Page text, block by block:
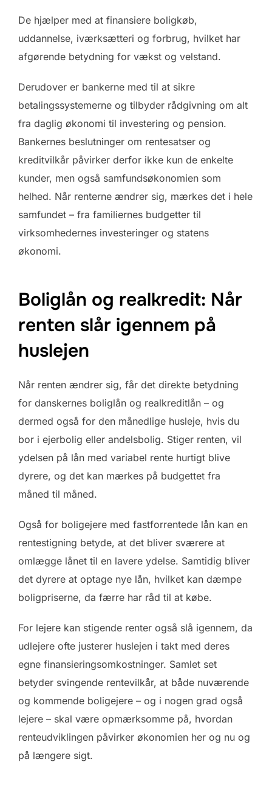
De hjælper med at finansiere boligkøb,
uddannelse, iværksætteri og forbrug, hvilket har
afgørende betydning for vækst og velstand.
Derudover er bankerne med til at sikre
betalingssystemerne og tilbyder rådgivning om alt
fra daglig økonomi til investering og pension.
Bankernes beslutninger om rentesatser og
kreditvilkår påvirker derfor ikke kun de enkelte
kunder, men også samfundsøkonomien som
helhed. Når renterne ændrer sig, mærkes det i hele
samfundet – fra familiernes budgetter til
virksomhedernes investeringer og statens
økonomi.
Boliglån og realkredit: Når
renten slår igennem på
huslejen
Når renten ændrer sig, får det direkte betydning
for danskernes boliglån og realkreditlån – og
dermed også for den månedlige husleje, hvis du
bor i ejerbolig eller andelsbolig. Stiger renten, vil
ydelsen på lån med variabel rente hurtigt blive
dyrere, og det kan mærkes på budgettet fra
måned til måned.
Også for boligejere med fastforrentede lån kan en
rentestigning betyde, at det bliver sværere at
omlægge lånet til en lavere ydelse. Samtidig bliver
det dyrere at optage nye lån, hvilket kan dæmpe
boligpriserne, da færre har råd til at købe.
For lejere kan stigende renter også slå igennem, da
udlejere ofte justerer huslejen i takt med deres
egne finansieringsomkostninger. Samlet set
betyder svingende rentevilkår, at både nuværende
og kommende boligejere – og i nogen grad også
lejere – skal være opmærksomme på, hvordan
renteudviklingen påvirker økonomien her og nu og
på længere sigt.